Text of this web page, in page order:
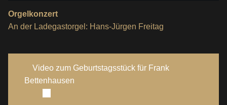
Orgelkonzert
An der Ladegastorgel: Hans-Jürgen Freitag
Video zum Geburtstagsstück für Frank
Bettenhausen